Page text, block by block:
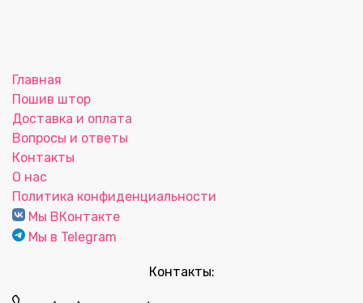
Главная
Пошив штор
Доставка и оплата
Вопросы и ответы
Контакты
О нас
Политика конфиденциальности
Мы ВКонтакте
Мы в Telegram
Контакты: